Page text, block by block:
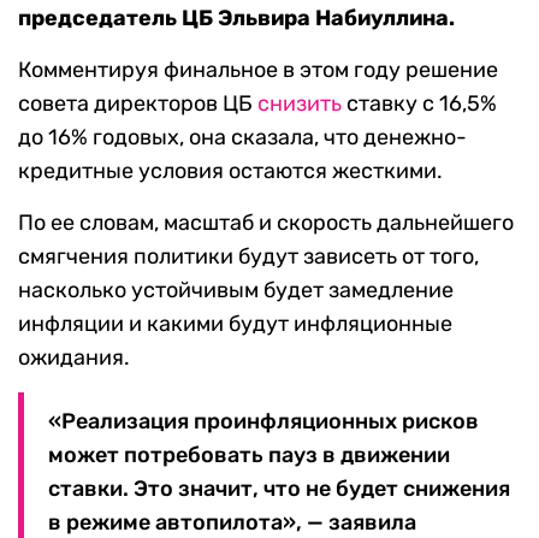
председатель ЦБ Эльвира Набиуллина.
Комментируя финальное в этом году решение
совета директоров ЦБ снизить ставку с 16,5%
до 16% годовых, она сказала, что денежно-
кредитные условия остаются жесткими.
По ее словам, масштаб и скорость дальнейшего
смягчения политики будут зависеть от того,
насколько устойчивым будет замедление
инфляции и какими будут инфляционные
ожидания.
«Реализация проинфляционных рисков
может потребовать пауз в движении
ставки. Это значит, что не будет снижения
в режиме автопилота», — заявила